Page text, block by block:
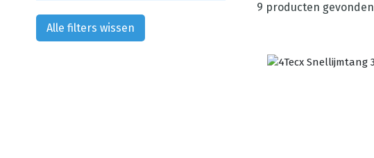
9 producten gevonden
Alle filters wissen